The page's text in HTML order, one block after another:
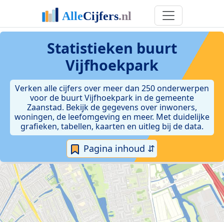
Statistieken buurt
Vijfhoekpark
Verken alle cijfers over meer dan 250 onderwerpen
voor de buurt Vijfhoekpark in de gemeente
Zaanstad. Bekijk de gegevens over inwoners,
woningen, de leefomgeving en meer. Met duidelijke
grafieken, tabellen, kaarten en uitleg bij de data.
Pagina inhoud ⇵